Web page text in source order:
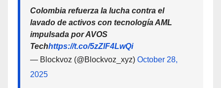
Colombia refuerza la lucha contra el
lavado de activos con tecnología AML
impulsada por AVOS
Techhttps://t.co/5zZlF4LwQi
— Blockvoz (@Blockvoz_xyz) October 28,
2025